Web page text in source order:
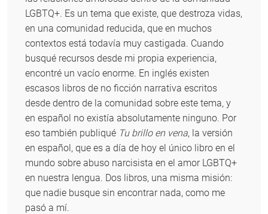
LGBTQ+. Es un tema que existe, que destroza vidas,
en una comunidad reducida, que en muchos
contextos está todavía muy castigada. Cuando
busqué recursos desde mi propia experiencia,
encontré un vacío enorme. En inglés existen
escasos libros de no ficción narrativa escritos
desde dentro de la comunidad sobre este tema, y
en español no existía absolutamente ninguno. Por
eso también publiqué Tu brillo en vena, la versión
en español, que es a día de hoy el único libro en el
mundo sobre abuso narcisista en el amor LGBTQ+
en nuestra lengua. Dos libros, una misma misión:
que nadie busque sin encontrar nada, como me
pasó a mí.